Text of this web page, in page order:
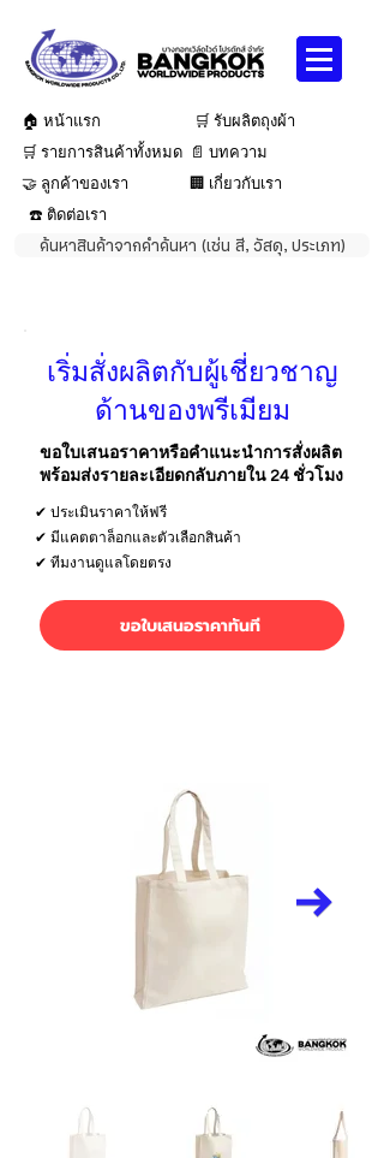
🏠 หน้าแรก
🛒 รับผลิตถุงผ้า
🛒 รายการสินค้าทั้งหมด
📄 บทความ
🤝 ลูกค้าของเรา
🏢 เกี่ยวกับเรา
☎️ ติดต่อเรา
ค้นหาสินค้าจากคำค้นหา (เช่น สี, วัสดุ, ประเภท)
เริ่มสั่งผลิตกับผู้เชี่ยวชาญ
ด้านของพรีเมียม
ขอใบเสนอราคาหรือคำแนะนำการสั่งผลิต
พร้อมส่งรายละเอียดกลับภายใน 24 ชั่วโมง
✔ ประเมินราคาให้ฟรี
✔ มีแคตตาล็อกและตัวเลือกสินค้า
✔ ทีมงานดูแลโดยตรง
ขอใบเสนอราคาทันที